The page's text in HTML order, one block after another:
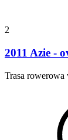
2
2011 Azie -
Trasa rowerowa